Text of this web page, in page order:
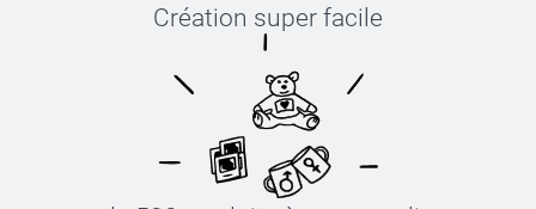
Création super facile